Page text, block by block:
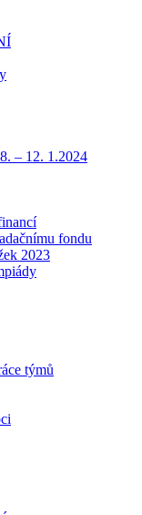
– 12. 1.2024
fondu
2023
týmů